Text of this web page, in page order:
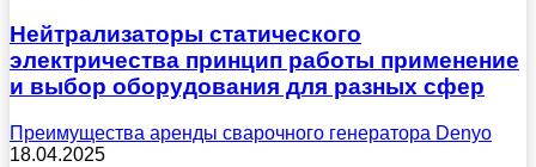
Нейтрализаторы статического
электричества принцип работы применение
и выбор оборудования для разных сфер
Преимущества аренды сварочного генератора Denyo
18.04.2025